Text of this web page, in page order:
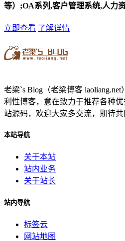
等）;OA系列,客户管理系统,人力
立即查看 了解详情
老梁`s Blog（老梁博客
利性博客，意在致力于推荐各种
站源码，欢迎大家多交流，期待共
本站导航
关于本站
站内业务
关于站长
站内导航
标签云
网站地图